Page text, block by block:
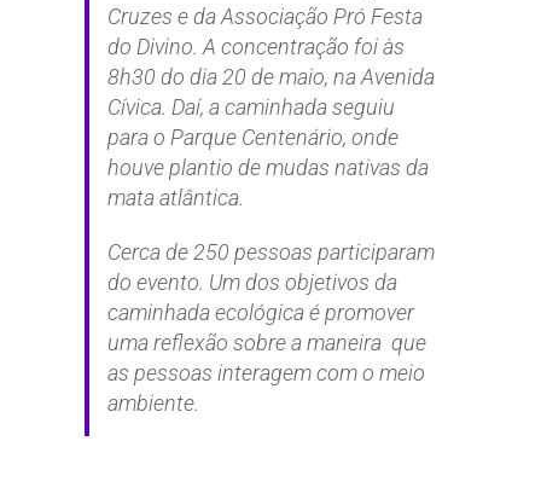
Cruzes e da Associação Pró Festa
do Divino. A concentração foi às
8h30 do dia 20 de maio, na Avenida
Cívica. Daí, a caminhada seguiu
para o Parque Centenário, onde
houve plantio de mudas nativas da
mata atlântica.
Cerca de 250 pessoas participaram
do evento. Um dos objetivos da
caminhada ecológica é promover
uma reflexão sobre a maneira que
as pessoas interagem com o meio
ambiente.